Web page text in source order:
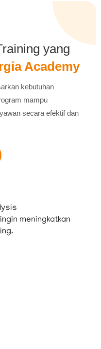
yang
Academy
kebutuhan
mampu
secara efektif dan
meningkatkan